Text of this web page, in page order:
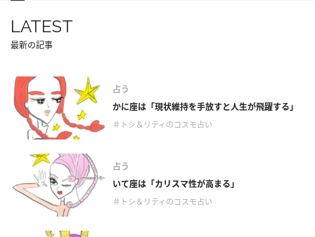
LATEST
最新の記事
占う
かに座は「現状維持を手放すと人生が飛躍する」
＃トシ＆リティのコスモ占い
占う
いて座は「カリスマ性が高まる」
＃トシ＆リティのコスモ占い